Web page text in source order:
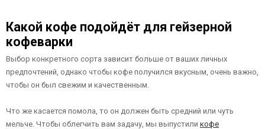
Какой кофе подойдёт для гейзерной
кофеварки
Выбор конкретного сорта зависит больше от ваших личных
предпочтений, однако чтобы кофе получился вкусным, очень важно,
чтобы он был свежим и качественным.
Что же касается помола, то он должен быть средний или чуть
мельче. Чтобы облегчить вам задачу, мы выпустили кофе